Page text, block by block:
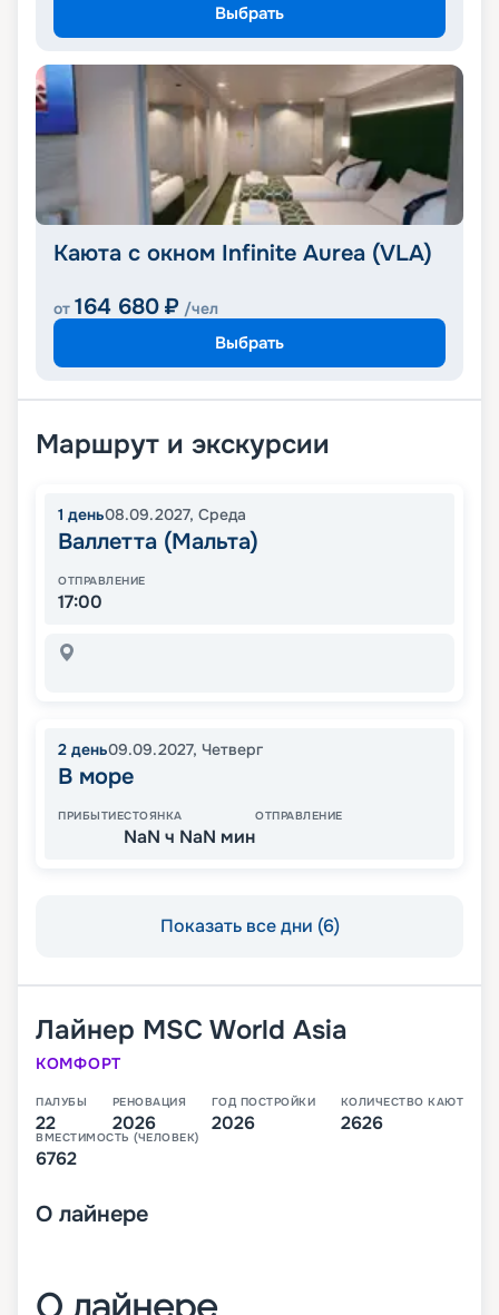
Выбрать
Каюта с окном Infinite Aurea (VLA)
от 164 680 ₽ /чел
Выбрать
Маршрут и экскурсии
1 день08.09.2027, Среда
Валлетта (Мальта)
ОТПРАВЛЕНИЕ
17:00
2 день09.09.2027, Четверг
В море
ПРИБЫТИЕСТОЯНКА
NaN ч NaN мин
ОТПРАВЛЕНИЕ
Показать все дни (6)
Лайнер MSC World Asia
КОМФОРТ
ПАЛУБЫ
22
РЕНОВАЦИЯ
2026
ГОД ПОСТРОЙКИ
2026
КОЛИЧЕСТВО КАЮТ
2626
ВМЕСТИМОСТЬ (ЧЕЛОВЕК)
6762
О лайнере
О лайнере